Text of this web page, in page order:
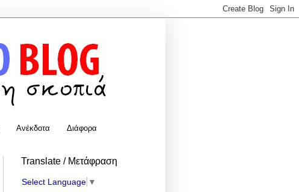
Ανέκδοτα Διάφορα
Translate / Μετάφραση
Select Language ▼